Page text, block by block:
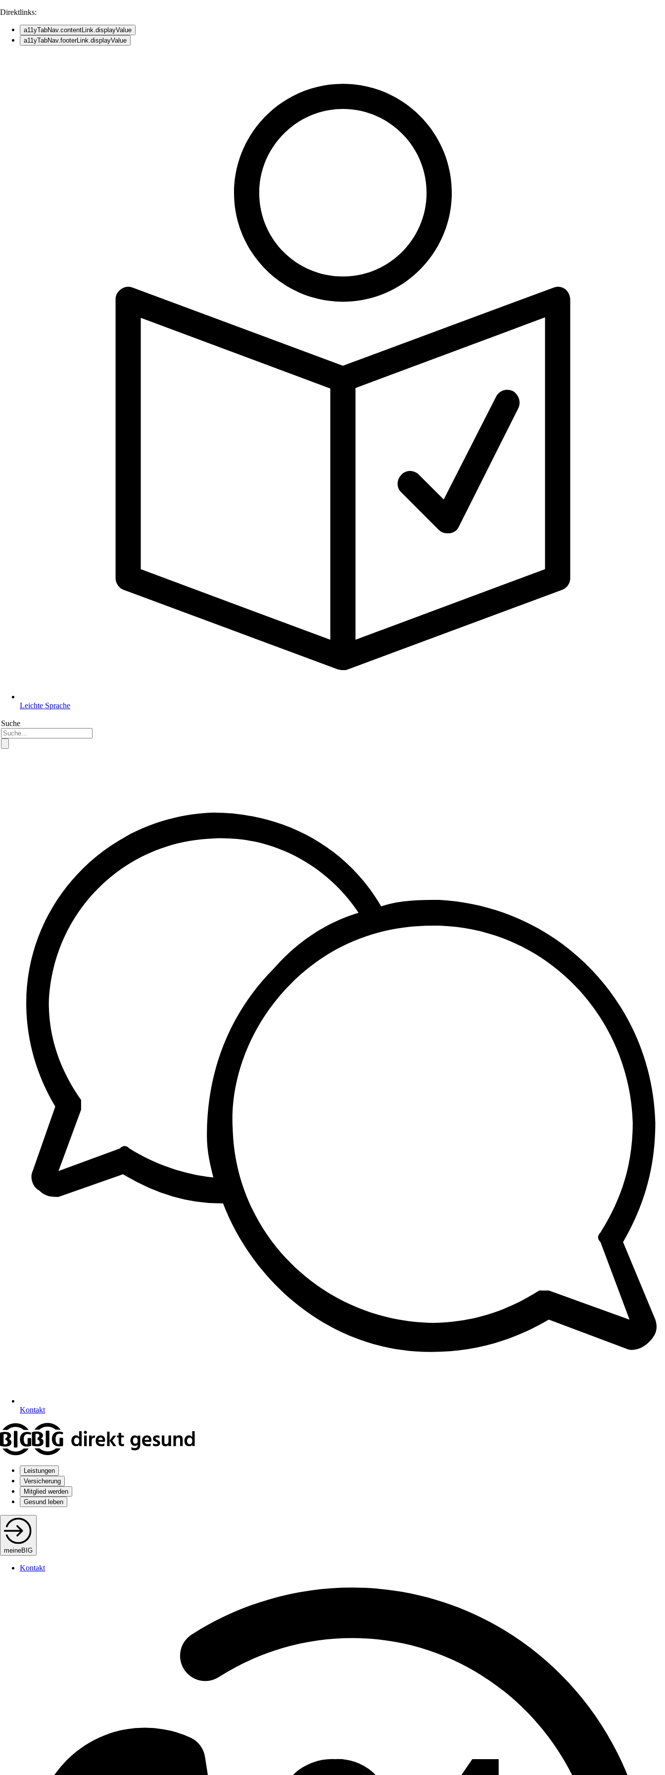
Direktlinks:
a11yTabNav.contentLink.displayValue
a11yTabNav.footerLink.displayValue
Leichte Sprache
Suche
Kontakt
Leistungen
Versicherung
Mitglied werden
Gesund leben
meineBIG
Kontakt